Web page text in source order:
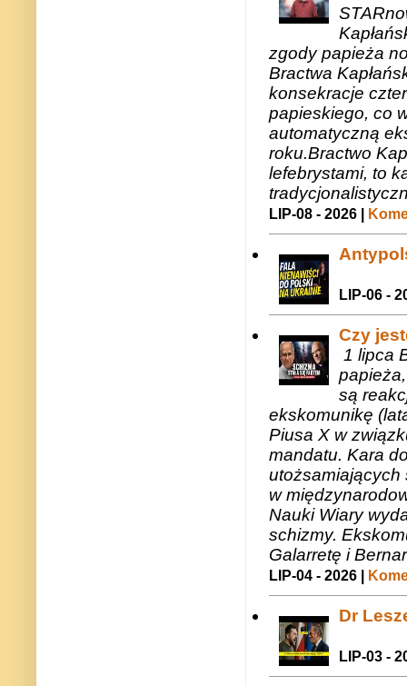
zgody papieża
Bractwa
konsekracje
papieskiego, co
automatyczną
roku.Bractwo
lefebrystami, to
LIP-08 - 2026 |
LIP-06 -
Czy
1 lipca
są
ekskomunikę
Piusa X w
mandatu. Kara
utożsamiających
w
Nauki Wiary
schizmy.
Galarretę i
LIP-04 - 2026 |
Dr
LIP-03 -